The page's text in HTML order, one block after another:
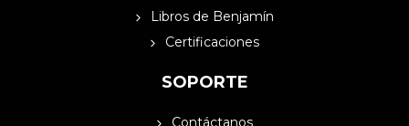
Libros de Benjamín
Certificaciones
SOPORTE
Contáctanos